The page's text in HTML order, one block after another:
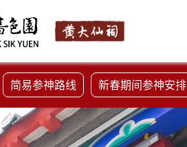
简易参神路线 新春期间参神安排